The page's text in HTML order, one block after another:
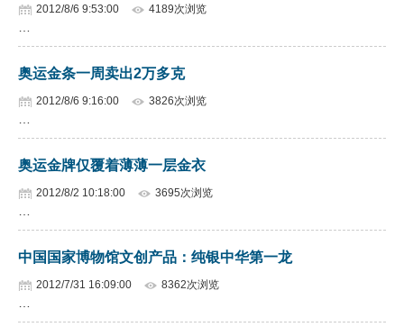
2012/8/6 9:53:00 4189次浏览
奥运金条一周卖出2万多克
2012/8/6 9:16:00 3826次浏览
奥运金牌仅覆着薄薄一层金衣
2012/8/2 10:18:00 3695次浏览
中国国家博物馆文创产品：纯银中华第一龙
2012/7/31 16:09:00 8362次浏览